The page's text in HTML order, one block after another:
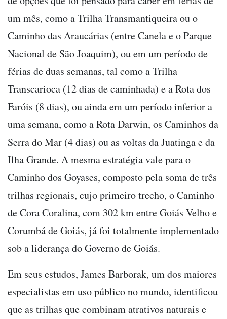
um mês, como a Trilha Transmantiqueira ou o
Caminho das Araucárias (entre Canela e o Parque
Nacional de São Joaquim), ou em um período de
férias de duas semanas, tal como a Trilha
Transcarioca (12 dias de caminhada) e a Rota dos
Faróis (8 dias), ou ainda em um período inferior a
uma semana, como a Rota Darwin, os Caminhos da
Serra do Mar (4 dias) ou as voltas da Juatinga e da
Ilha Grande. A mesma estratégia vale para o
Caminho dos Goyases, composto pela soma de três
trilhas regionais, cujo primeiro trecho, o Caminho
de Cora Coralina, com 302 km entre Goiás Velho e
Corumbá de Goiás, já foi totalmente implementado
sob a liderança do Governo de Goiás.
Em seus estudos, James Barborak, um dos maiores
especialistas em uso público no mundo, identificou
que as trilhas que combinam atrativos naturais e